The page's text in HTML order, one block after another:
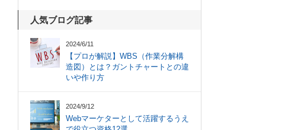
人気ブログ記事
2024/6/11
【プロが解説】WBS（作業分解構
造図）とは？ガントチャートとの違
いや作り方
2024/9/12
Webマーケターとして活躍するうえ